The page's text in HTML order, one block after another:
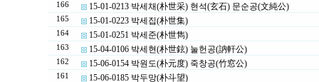
166 15-01-0213 박세채(朴世采) 현석(玄石) 문순공(文純公)
165 15-01-0223 박세집(朴世集)
164 15-01-0251 박세준(朴世雋)
163 15-04-0106 박세현(朴世鉉) 눌헌공(訥軒公)
162 15-06-0154 박원도(朴元度) 죽창공(竹窓公)
161 15-06-0185 박두망(朴斗望)